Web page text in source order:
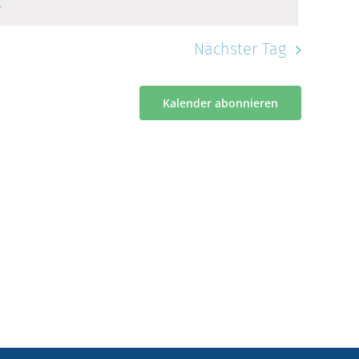
Nächster Tag
Kalender abonnieren